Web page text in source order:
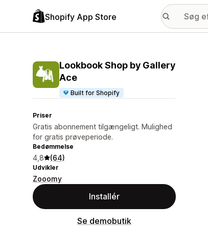
Shopify App Store
Lookbook Shop by Gallery
Ace
Built for Shopify
Priser
Gratis abonnement tilgængeligt. Mulighed
for gratis prøveperiode.
Bedømmelse
4,8 (64)
Udvikler
Zooomy
Installér
Se demobutik